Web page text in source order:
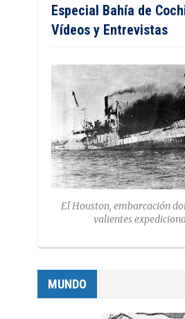
Especial Bahía de
Vídeos y Entrevistas
El Houston, embarcación
valientes
MUNDO